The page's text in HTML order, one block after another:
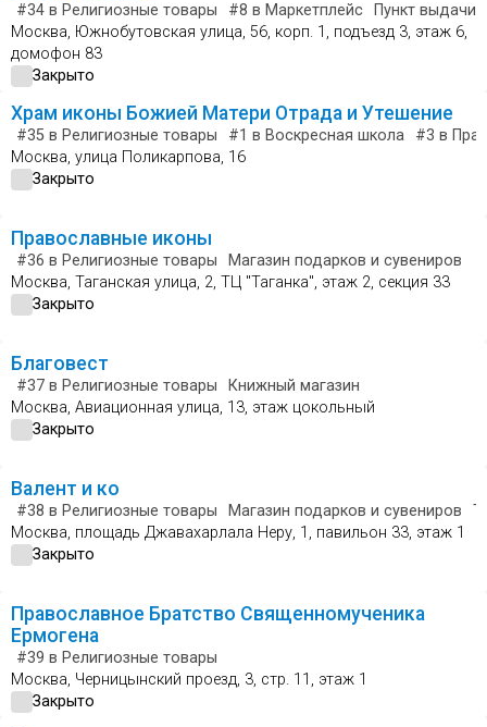
#34 в Религиозные товары #8 в Маркетплейс
Пункт выдачи
Москва, Южнобутовская улица, 56, корп. 1, подъезд 3, этаж 6,
домофон 83
Закрыто
Храм иконы Божией Матери Отрада и Утешение
#35 в Религиозные товары #1 в Воскресная школа #3 в
Москва, улица Поликарпова, 16
Закрыто
Православные иконы
#36 в Религиозные товары
Магазин подарков и сувениров
Москва, Таганская улица, 2, ТЦ "Таганка", этаж 2, секция 33
Закрыто
Благовест
#37 в Религиозные товары
Книжный магазин
Москва, Авиационная улица, 13, этаж цокольный
Закрыто
Валент и ко
#38 в Религиозные товары Магазин подарков и сувениров
Москва, площадь Джавахарлала Неру, 1, павильон 33, этаж 1
Закрыто
Православное Братство Священномученика
Ермогена
#39 в Религиозные товары
Москва, Черницынский проезд, 3, стр. 11, этаж 1
Закрыто